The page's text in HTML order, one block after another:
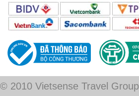
© 2010 Vietsense Travel Group